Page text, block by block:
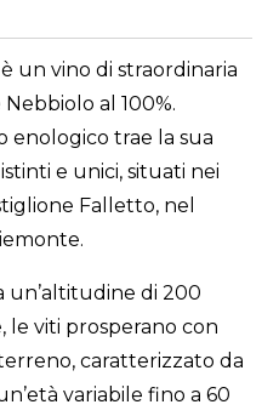
un vino di straordinaria
al 100%.
enologico trae la sua
e unici, situati nei
Falletto, nel
un’altitudine di 200
le viti prosperano con
caratterizzato da
variabile fino a 60